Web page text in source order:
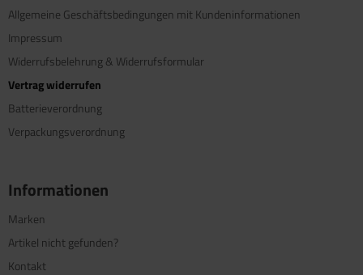
Allgemeine Geschäftsbedingungen mit Kundeninformationen
Impressum
Widerrufsbelehrung & Widerrufsformular
Vertrag widerrufen
Batterieverordnung
Verpackungsverordnung
Informationen
Marken
Artikel nicht gefunden?
Kontakt